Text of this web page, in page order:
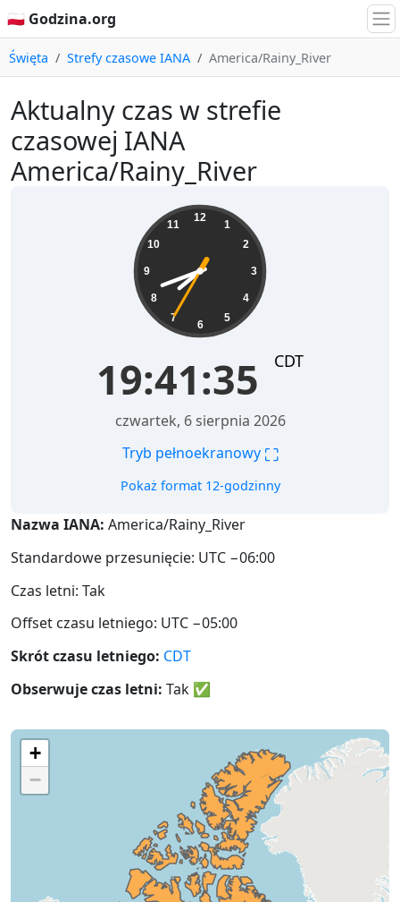
🇵🇱 Godzina.org
Święta Strefy czasowe IANA America/Rainy_River
Aktualny czas w strefie
czasowej IANA
America/Rainy_River
12
1
2
3
4
5
6
7
8
9
10
11
19:41:35 CDT
czwartek, 6 sierpnia 2026
Tryb pełnoekranowy ⛶
Pokaż format 12-godzinny
Nazwa IANA: America/Rainy_River
Standardowe przesunięcie: UTC −06:00
Czas letni: Tak
Offset czasu letniego: UTC −05:00
Skrót czasu letniego: CDT
Obserwuje czas letni: Tak ✅
+
−